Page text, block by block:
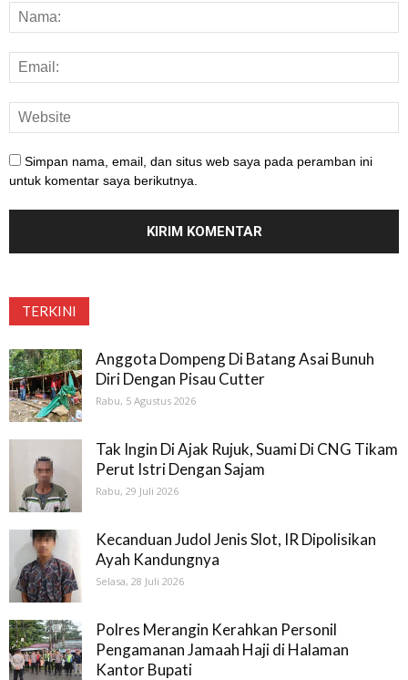
Simpan nama, email, dan situs web saya pada peramban ini
untuk komentar saya berikutnya.
TERKINI
Anggota Dompeng Di Batang Asai Bunuh
Diri Dengan Pisau Cutter
Rabu, 5 Agustus 2026
Tak Ingin Di Ajak Rujuk, Suami Di CNG Tikam
Perut Istri Dengan Sajam
Rabu, 29 Juli 2026
Kecanduan Judol Jenis Slot, IR Dipolisikan
Ayah Kandungnya
Selasa, 28 Juli 2026
Polres Merangin Kerahkan Personil
Pengamanan Jamaah Haji di Halaman
Kantor Bupati